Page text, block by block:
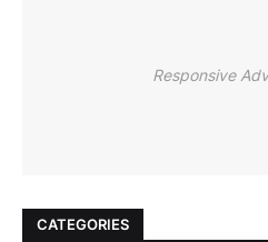
Responsive
CATEGORIES